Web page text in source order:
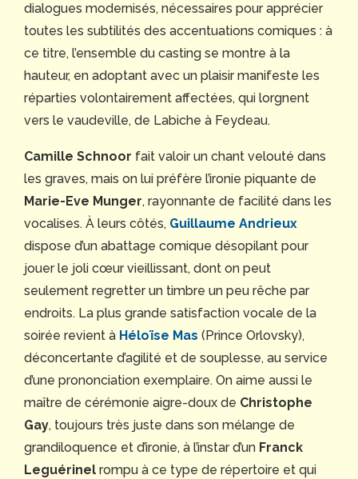
dialogues modernisés, nécessaires pour apprécier
toutes les subtilités des accentuations comiques : à
ce titre, l’ensemble du casting se montre à la
hauteur, en adoptant avec un plaisir manifeste les
réparties volontairement affectées, qui lorgnent
vers le vaudeville, de Labiche à Feydeau.
Camille Schnoor fait valoir un chant velouté dans
les graves, mais on lui préfère l’ironie piquante de
Marie-Eve Munger, rayonnante de facilité dans les
vocalises. À leurs côtés, Guillaume Andrieux
dispose d’un abattage comique désopilant pour
jouer le joli cœur vieillissant, dont on peut
seulement regretter un timbre un peu rêche par
endroits. La plus grande satisfaction vocale de la
soirée revient à Héloïse Mas (Prince Orlovsky),
déconcertante d’agilité et de souplesse, au service
d’une prononciation exemplaire. On aime aussi le
maître de cérémonie aigre-doux de Christophe
Gay, toujours très juste dans son mélange de
grandiloquence et d’ironie, à l’instar d’un Franck
Leguérinel rompu à ce type de répertoire et qui